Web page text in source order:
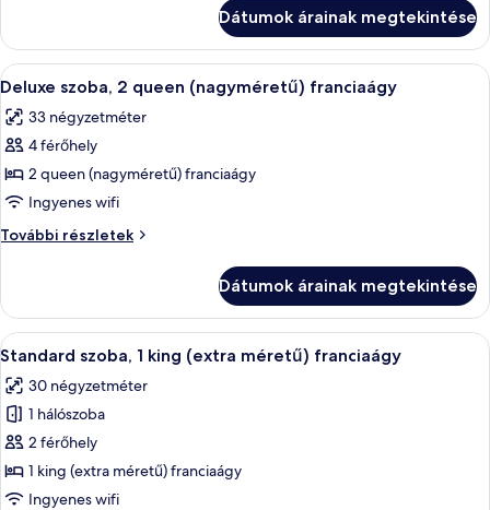
king
(extra
méretű)
franciaágy
(extra
méretű)
franciaágy
részletei
Dátumok árainak megtekintése
A
következő
szoba
összes
képének
megtekintése:
Deluxe
szoba,
queen
(nagyméretű)
franciaágy
Egy szállodai szoba két ággyal, egy
5
Deluxe szoba, 2 queen (nagyméretű) franciaágy
33 négyzetméter
4 férőhely
2 queen (nagyméretű) franciaágy
Ingyenes wifi
További részletek
Deluxe
(nagyméretű)
franciaágy
további
Dátumok árainak megtekintése
A
következő
szoba
összes
képének
megtekintése:
Standard
Egy szállodai szoba, amelyben egy
4
Standard szoba, 1 king (extra méretű) franciaágy
30 négyzetméter
1 hálószoba
2 férőhely
1 king (extra méretű) franciaágy
Ingyenes wifi